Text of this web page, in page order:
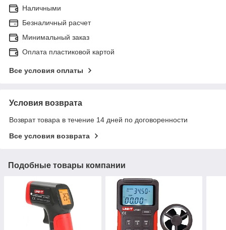
Наличными
Безналичный расчет
Минимальный заказ
Оплата пластиковой картой
Все условия оплаты
Условия возврата
Возврат товара в течение 14 дней по договоренности
Все условия возврата
Подобные товары компании